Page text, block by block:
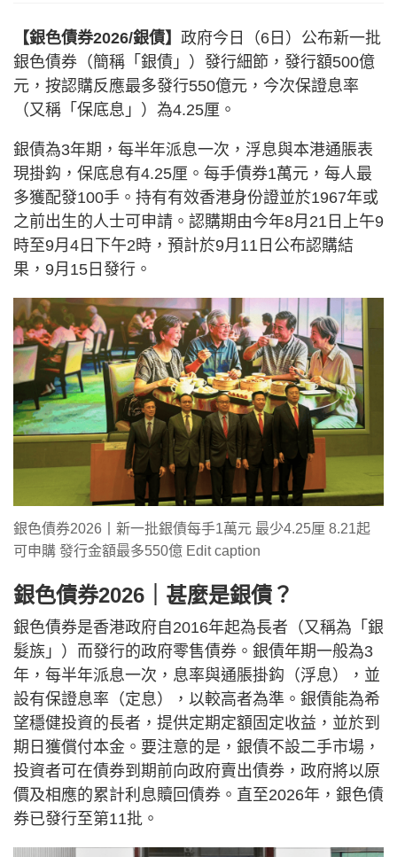
【銀色債券2026/銀債】 政府今日（6日）公布新一批
銀色債券（簡稱「銀債」）發行細節，發行額500億
元，按認購反應最多發行550億元，今次保證息率
（又稱「保底息」）為4.25厘。
銀債為3年期，每半年派息一次，浮息與本港通脹表
現掛鈎，保底息有4.25厘。每手債券1萬元，每人最
多獲配發100手。持有有效香港身份證並於1967年或
之前出生的人士可申請。認購期由今年8月21日上午9
時至9月4日下午2時，預計於9月11日公布認購結
果，9月15日發行。
銀色債券2026丨新一批銀債每手1萬元 最少4.25厘 8.21起
可申購 發行金額最多550億 Edit caption
銀色債券2026｜甚麼是銀債？
銀色債券是香港政府自2016年起為長者（又稱為「銀
髮族」）而發行的政府零售債券。銀債年期一般為3
年，每半年派息一次，息率與通脹掛鈎（浮息），並
設有保證息率（定息），以較高者為準。銀債能為希
望穩健投資的長者，提供定期定額固定收益，並於到
期日獲償付本金。要注意的是，銀債不設二手市場，
投資者可在債券到期前向政府賣出債券，政府將以原
價及相應的累計利息贖回債券。直至2026年，銀色債
券已發行至第11批。